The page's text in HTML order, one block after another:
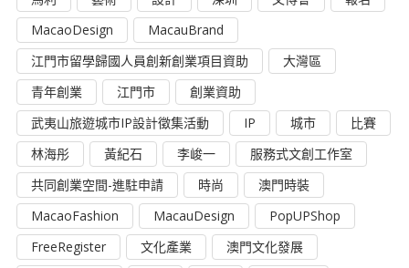
MacaoDesign
MacauBrand
江門市留學歸國人員創新創業項目資助
大灣區
青年創業
江門市
創業資助
武夷山旅遊城市IP設計徵集活動
IP 城市
比賽
林海彤
黃紀石 李峻一
服務式文創工作室
共同創業空間-進駐申請
時尚
澳門時裝
MacaoFashion
MacauDesign
PopUPShop
FreeRegister
文化產業
澳門文化發展